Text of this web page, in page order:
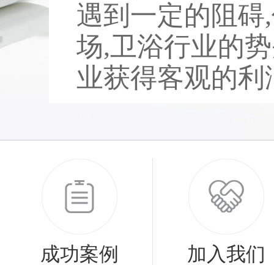
遇到一定的阻
场,卫浴行业的
业获得客观的利
成功案例 加入我们